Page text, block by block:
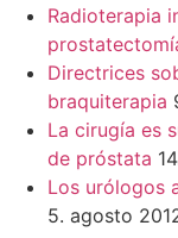
Radioterapia
Directrices
braquiterapia
La cirugía es
de próstata
Los urólogos
5. agosto